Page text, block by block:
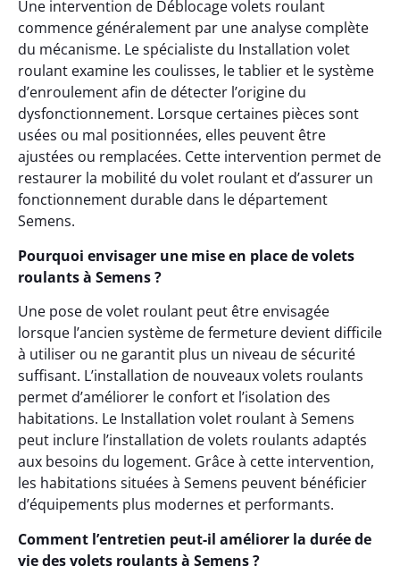
Une intervention de Déblocage volets roulant
commence généralement par une analyse complète
du mécanisme. Le spécialiste du Installation volet
roulant examine les coulisses, le tablier et le système
d’enroulement afin de détecter l’origine du
dysfonctionnement. Lorsque certaines pièces sont
usées ou mal positionnées, elles peuvent être
ajustées ou remplacées. Cette intervention permet de
restaurer la mobilité du volet roulant et d’assurer un
fonctionnement durable dans le département
Semens.
Pourquoi envisager une mise en place de volets
roulants à Semens ?
Une pose de volet roulant peut être envisagée
lorsque l’ancien système de fermeture devient difficile
à utiliser ou ne garantit plus un niveau de sécurité
suffisant. L’installation de nouveaux volets roulants
permet d’améliorer le confort et l’isolation des
habitations. Le Installation volet roulant à Semens
peut inclure l’installation de volets roulants adaptés
aux besoins du logement. Grâce à cette intervention,
les habitations situées à Semens peuvent bénéficier
d’équipements plus modernes et performants.
Comment l’entretien peut-il améliorer la durée de
vie des volets roulants à Semens ?